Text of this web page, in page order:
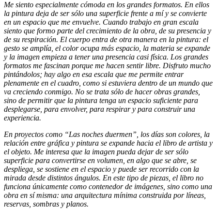
Me siento especialmente cómoda en los grandes formatos. En ellos
la pintura deja de ser sólo una superficie frente a mí y se convierte
en un espacio que me envuelve. Cuando trabajo en gran escala
siento que formo parte del crecimiento de la obra, de su presencia y
de su respiración. El cuerpo entra de otra manera en la pintura: el
gesto se amplía, el color ocupa más espacio, la materia se expande
y la imagen empieza a tener una presencia casi física. Los grandes
formatos me fascinan porque me hacen sentir libre. Disfruto mucho
pintándolos; hay algo en esa escala que me permite entrar
plenamente en el cuadro, como si estuviera dentro de un mundo que
va creciendo conmigo. No se trata sólo de hacer obras grandes,
sino de permitir que la pintura tenga un espacio suficiente para
desplegarse, para envolver, para respirar y para construir una
experiencia.
En proyectos como “Las noches duermen”, los días son colores, la
relación entre gráfica y pintura se expande hacia el libro de artista y
el objeto. Me interesa que la imagen pueda dejar de ser sólo
superficie para convertirse en volumen, en algo que se abre, se
despliega, se sostiene en el espacio y puede ser recorrido con la
mirada desde distintos ángulos. En este tipo de piezas, el libro no
funciona únicamente como contenedor de imágenes, sino como una
obra en sí misma: una arquitectura mínima construida por líneas,
reservas, sombras y planos.